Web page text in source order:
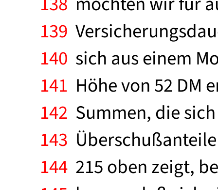
139
140 sich aus einem
141 Höhe von 52 DM
142 Summen, die
143
144 215 oben zeigt,